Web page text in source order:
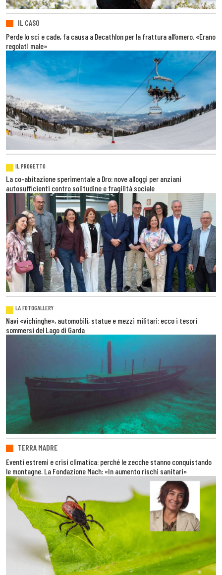
IL CASO
Perde lo sci e cade, fa causa a Decathlon per la frattura all’omero. «Erano
regolati male»
IL PROGETTO
La co-abitazione sperimentale a Dro: nove alloggi per anziani
autosufficienti contro solitudine e fragilità sociale
LA FOTOGALLERY
Navi «vichinghe», automobili, statue e mezzi militari: ecco i tesori
sommersi del Lago di Garda
TERRA MADRE
Eventi estremi e crisi climatica: perché le zecche stanno conquistando
le montagne. La Fondazione Mach: «In aumento rischi sanitari»